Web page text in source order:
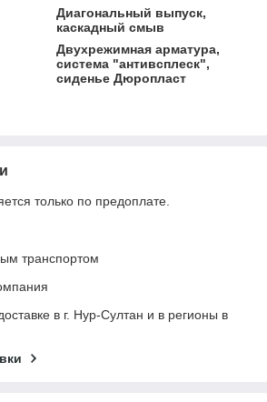
Диагональный выпуск,
каскадный смыв
Двухрежимная арматура,
система "антивсплеск",
сиденье Дюропласт
только по предоплате.
транспортом
в г. Нур-Султан и в регионы в